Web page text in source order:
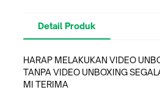
Detail Produk
HARAP MELAKUKAN VIDEO
TANPA VIDEO UNBOXING
MI TERIMA